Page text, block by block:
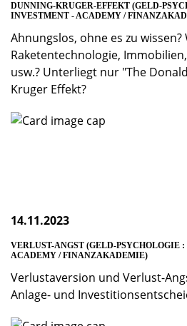
DUNNING-KRUGER-EFFEKT (GELD-
INVESTMENT - ACADEMY /
Ahnungslos, ohne es zu
Raketentechnologie,
usw.? Unterliegt nur "The
Kruger Effekt?
14.11.2023
VERLUST-ANGST (GELD-PSYCHOLOGIE
ACADEMY / FINANZAKADEMIE)
Verlustaversion und Verlust-
Anlage- und